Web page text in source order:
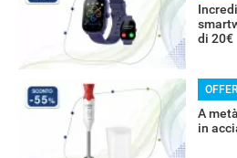
di 20€
A
in